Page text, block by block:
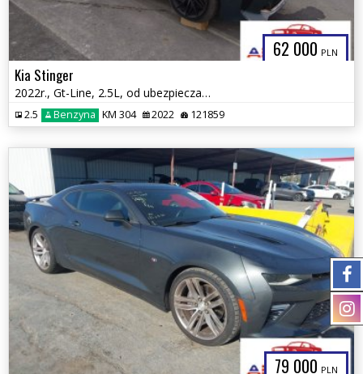
62 000 PLN
Kia Stinger
2022r., Gt-Line, 2.5L, od ubezpieczalni
2.5 Benzyna KM 304 2022 121859
79 000 PLN